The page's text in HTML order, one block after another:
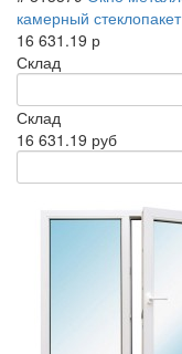
камерный
16 631.19 р
Склад
Склад
16 631.19 руб